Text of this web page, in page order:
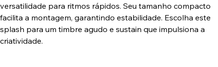
versatilidade para ritmos rápidos. Seu tamanho compacto
facilita a montagem, garantindo estabilidade. Escolha este
splash para um timbre agudo e sustain que impulsiona a
criatividade.